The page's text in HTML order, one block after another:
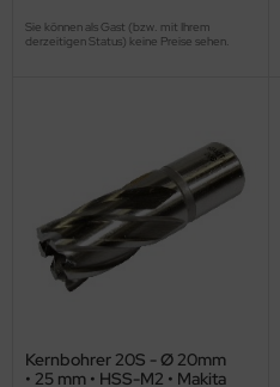
Sie können als Gast (bzw. mit Ihrem
derzeitigen Status) keine Preise sehen.
Kernbohrer 20S - Ø 20mm
• 25 mm • HSS-M2 • Makita